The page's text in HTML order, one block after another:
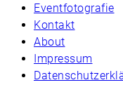
Eventfotografie
Kontakt
About
Impressum